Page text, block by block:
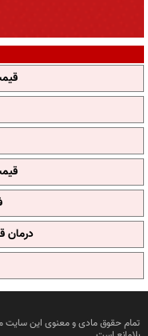
درمان
تمام حقوق مادی و معنوی این سایت